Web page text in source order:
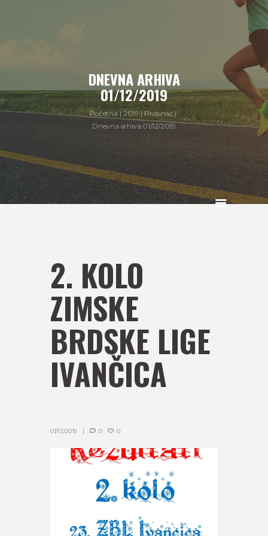
DNEVNA ARHIVA
01/12/2019
Početna 2019
Prosinac
Dnevna arhiva 01/12/2019
2. KOLO
ZIMSKE
BRDSKE LIGE
IVANČICA
01/12/2019 0 0